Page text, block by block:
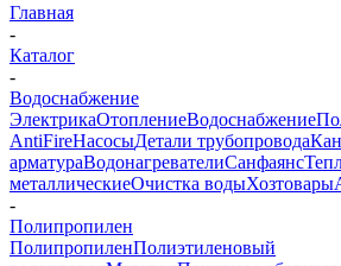
Главная
-
Каталог
-
Водоснабжение
ЭлектрикаОтоплениеВодоснабжение
AntiFireНасосыДетали трубопровода
арматураВодонагревателиСанфаянс
металлическиеОчистка водыХозтовары
-
Полипропилен
ПолипропиленПолиэтиленовый